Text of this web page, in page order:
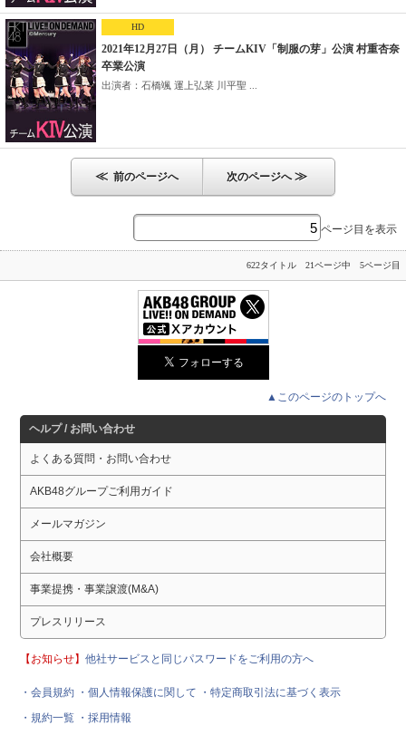
HD
2021年12月27日（月） チームKIV「制服の芽」公演 村重杏奈
卒業公演
出演者：石橋颯 運上弘菜 川平聖 ...
≪ 前のページへ 次のページへ≫
ページ目を表示
622タイトル 21ページ中 5ページ目
▲このページのトップへ
ヘルプ / お問い合わせ
よくある質問・お問い合わせ
AKB48グループご利用ガイド
メールマガジン
会社概要
事業提携・事業譲渡(M&A)
プレスリリース
【お知らせ】他社サービスと同じパスワードをご利用の方へ
・会員規約 ・個人情報保護に関して
・特定商取引法に基づく表示
・規約一覧 ・採用情報